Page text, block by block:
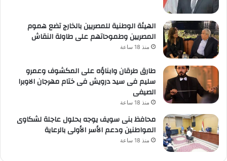
الهيئة الوطنية للمصريين بالخارج تضع هموم
المصريين وطموحاتهم على طاولة النقاش
منذ 18 ساعة
طارق طرقان وابناؤه على المكشوف وعمرو
سليم فى سيد درويش فى ختام مهرجان الاوبرا
الصيفى
منذ 18 ساعة
محافظ بنى سويف يوجه بحلول عاجلة لشكاوى
المواطنين ودعم الأسر الأولى بالرعاية
منذ 18 ساعة